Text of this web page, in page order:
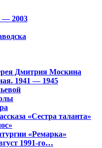
— 2003
Дмитрия Москина
1941 — 1945
«Сестра таланта»
«Ремарка»
1991-го…